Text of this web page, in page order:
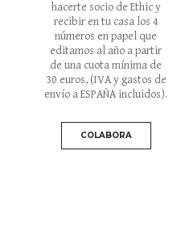
hacerte socio de Ethic y
recibir en tu casa los 4
números en papel que
editamos al año a partir
de una cuota mínima de
30 euros, (IVA y gastos de
envío a ESPAÑA incluidos).
COLABORA